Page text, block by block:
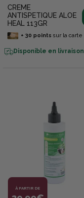
CREME
ANTISPETIQUE ALOE
HEAL 113GR
+ 30pointssur la carte
Disponible en livraison
À PARTIR DE